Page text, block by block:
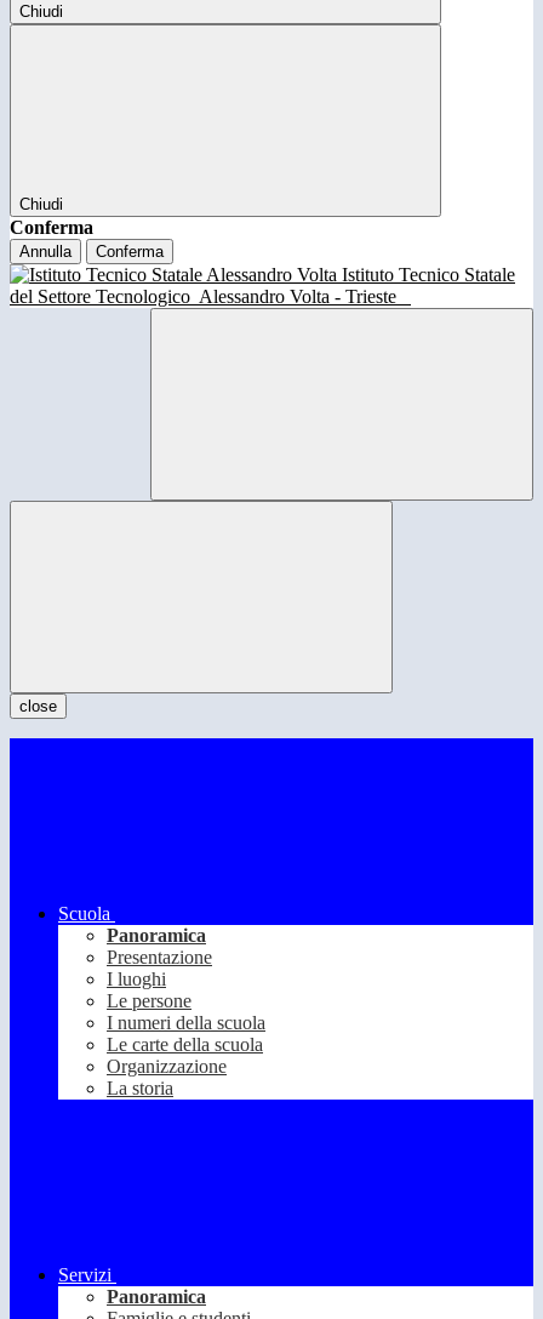
Chiudi
Chiudi
Conferma
Annulla Conferma
Istituto Tecnico Statale
del Settore Tecnologico Alessandro Volta - Trieste
close
Scuola
Panoramica
Presentazione
I luoghi
Le persone
I numeri della scuola
Le carte della scuola
Organizzazione
La storia
Servizi
Panoramica